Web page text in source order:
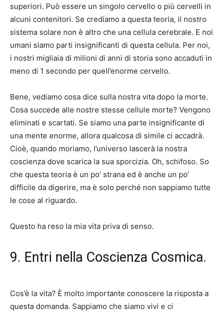
superiori. Può essere un singolo cervello o più cervelli in
alcuni contenitori. Se crediamo a questa teoria, il nostro
sistema solare non è altro che una cellula cerebrale. E noi
umani siamo parti insignificanti di questa cellula. Per noi,
i nostri migliaia di milioni di anni di storia sono accaduti in
meno di 1 secondo per quell’enorme cervello.
Bene, vediamo cosa dice sulla nostra vita dopo la morte.
Cosa succede alle nostre stesse cellule morte? Vengono
eliminati e scartati. Se siamo una parte insignificante di
una mente enorme, allora qualcosa di simile ci accadrà.
Cioè, quando moriamo, l’universo lascerà la nostra
coscienza dove scarica la sua sporcizia. Oh, schifoso. So
che questa teoria è un po’ strana ed è anche un po’
difficile da digerire, ma è solo perché non sappiamo tutte
le cose al riguardo.
Questo ha reso la mia vita priva di senso.
9. Entri nella Coscienza Cosmica.
Cos’è la vita? È molto importante conoscere la risposta a
questa domanda. Sappiamo che siamo vivi e ci